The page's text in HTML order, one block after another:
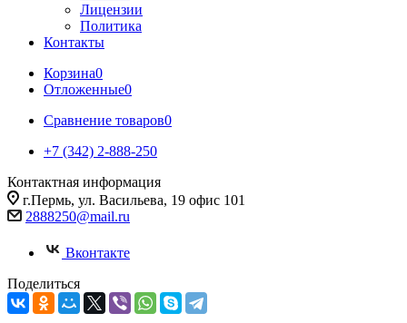
Лицензии
Политика
Контакты
Корзина0
Отложенные0
Сравнение товаров0
+7 (342) 2-888-250
Контактная информация
г.Пермь, ул. Васильева, 19 офис 101
2888250@mail.ru
Вконтакте
Поделиться